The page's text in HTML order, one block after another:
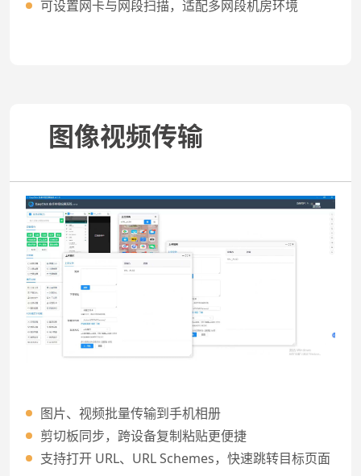
可设置网卡与网段扫描，适配多网段机房环境
图像视频传输
图片、视频批量传输到手机相册
剪切板同步，跨设备复制粘贴更便捷
支持打开 URL、URL Schemes，快速跳转目标页面